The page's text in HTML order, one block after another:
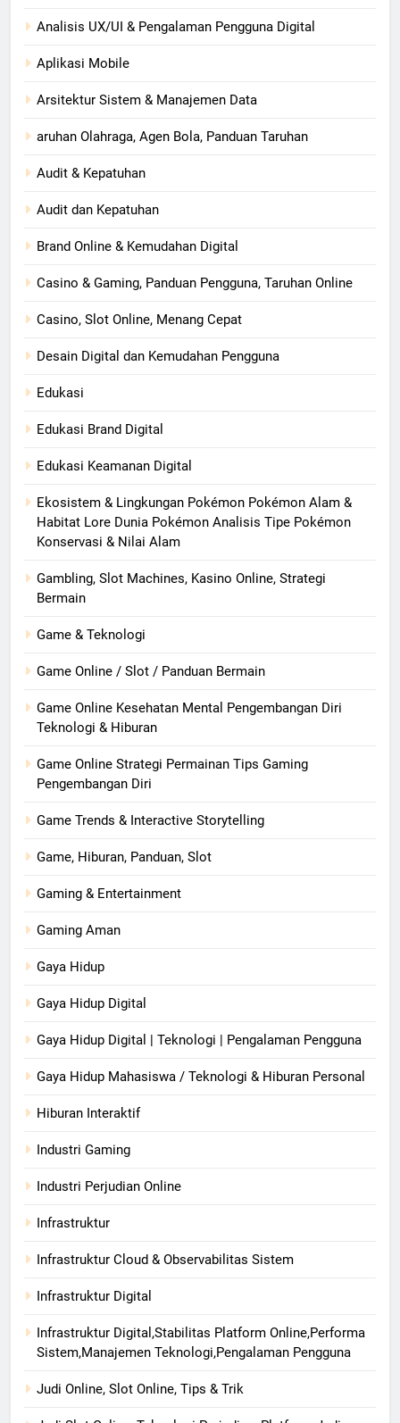
Analisis UX/UI & Pengalaman Pengguna Digital
Aplikasi Mobile
Arsitektur Sistem & Manajemen Data
aruhan Olahraga, Agen Bola, Panduan Taruhan
Audit & Kepatuhan
Audit dan Kepatuhan
Brand Online & Kemudahan Digital
Casino & Gaming, Panduan Pengguna, Taruhan Online
Casino, Slot Online, Menang Cepat
Desain Digital dan Kemudahan Pengguna
Edukasi
Edukasi Brand Digital
Edukasi Keamanan Digital
Ekosistem & Lingkungan Pokémon Pokémon Alam &
Habitat Lore Dunia Pokémon Analisis Tipe Pokémon
Konservasi & Nilai Alam
Gambling, Slot Machines, Kasino Online, Strategi
Bermain
Game & Teknologi
Game Online / Slot / Panduan Bermain
Game Online Kesehatan Mental Pengembangan Diri
Teknologi & Hiburan
Game Online Strategi Permainan Tips Gaming
Pengembangan Diri
Game Trends & Interactive Storytelling
Game, Hiburan, Panduan, Slot
Gaming & Entertainment
Gaming Aman
Gaya Hidup
Gaya Hidup Digital
Gaya Hidup Digital | Teknologi | Pengalaman Pengguna
Gaya Hidup Mahasiswa / Teknologi & Hiburan Personal
Hiburan Interaktif
Industri Gaming
Industri Perjudian Online
Infrastruktur
Infrastruktur Cloud & Observabilitas Sistem
Infrastruktur Digital
Infrastruktur Digital,Stabilitas Platform Online,Performa
Sistem,Manajemen Teknologi,Pengalaman Pengguna
Judi Online, Slot Online, Tips & Trik